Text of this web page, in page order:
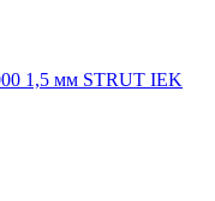
1,5 мм STRUT IEK